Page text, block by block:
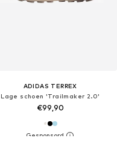
ADIDAS TERREX
Lage schoen 'Trailmaker 2.0'
€99,90